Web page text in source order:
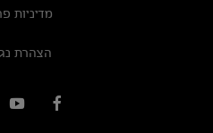
מדיניות
הצהרת